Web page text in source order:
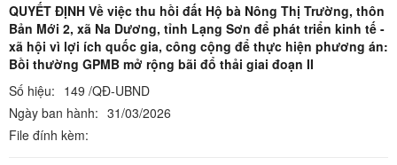
QUYẾT ĐỊNH Về việc thu hồi đất Hộ bà Nông Thị Trường, thôn
Bản Mới 2, xã Na Dương, tỉnh Lạng Sơn để phát triển kinh tế -
xã hội vì lợi ích quốc gia, công cộng để thực hiện phương án:
Bồi thường GPMB mở rộng bãi đổ thải giai đoạn II
Số hiệu: 149 /QĐ-UBND
Ngày ban hành: 31/03/2026
File đính kèm: